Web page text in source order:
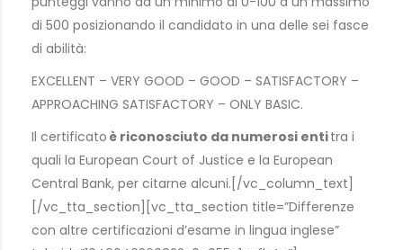
di 500 posizionando il candidato in una delle sei fasce
di abilità:
EXCELLENT – VERY GOOD – GOOD – SATISFACTORY –
APPROACHING SATISFACTORY – ONLY BASIC.
Il certificato è riconosciuto da numerosi entitra i
quali la European Court of Justice e la European
Central Bank, per citarne alcuni.[/vc_column_text]
[/vc_tta_section][vc_tta_section title=”Differenze
con altre certificazioni d’esame in lingua inglese”